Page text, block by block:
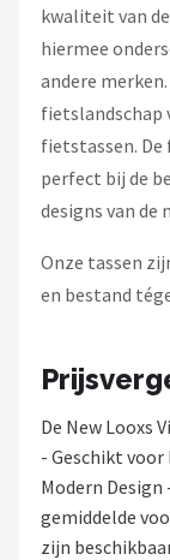
kwaliteit van
hiermee
andere
fietslandschap
fietstassen. De
perfect bij de
designs van de
Onze tassen
en bestand
De New Looxs
- Geschikt
Modern
gemiddelde
zijn